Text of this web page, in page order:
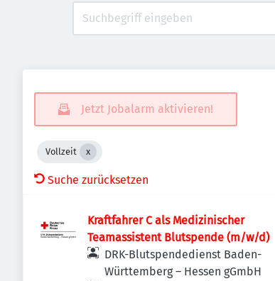
Jetzt Jobalarm aktivieren!
Vollzeit
Suche zurücksetzen
Kraftfahrer C als Medizinischer
Teamassistent Blutspende (m/w/d)
DRK-Blutspendedienst Baden-
Württemberg – Hessen gGmbH